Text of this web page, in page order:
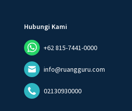
Hubungi Kami
+62 815-7441-0000
info@ruangguru.com
02130930000